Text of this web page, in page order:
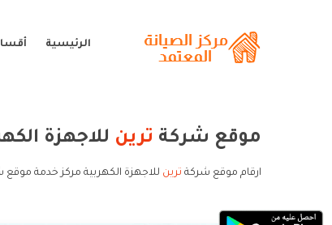
الرئيسية
موقع شركة ترين للاجهزة
ارقام موقع شركة ترين للاجهزة الكهربية مركز خدمة